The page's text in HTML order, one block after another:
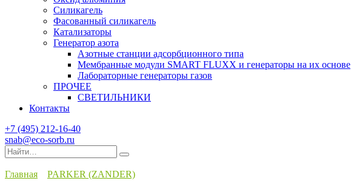
Силикагель
Фасованный силикагель
Катализаторы
Генератор азота
Азотные станции адсорбционного типа
Мембранные модули SMART FLUXX и генераторы на их основе
Лабораторные генераторы газов
ПРОЧЕЕ
СВЕТИЛЬНИКИ
Контакты
+7 (495) 212-16-40
snab@eco-sorb.ru
Search
for:
Главная
PARKER (ZANDER)